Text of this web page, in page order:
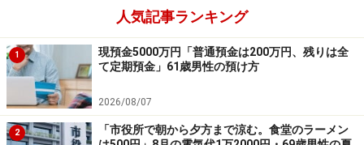
人気記事ランキング
1
現預金5000万円「普通預金は200万円、残りは全
て定期預金」61歳男性の預け方
2026/08/07
2
「市役所で朝から夕方まで涼む。食堂のラーメン